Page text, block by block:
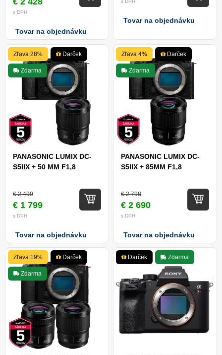
s DPH
Tovar na objednávku
s DPH
Tovar na objednávku
Zľava 28% Darček
Zdarma
PANASONIC LUMIX DC-
S5IIX + 50 MM F1,8
€ 2 499
€ 1 799
s DPH
Tovar na objednávku
Zľava 4% Darček
Zdarma
PANASONIC LUMIX DC-
S5IIX + 85MM F1,8
€ 2 798
€ 2 690
s DPH
Tovar na objednávku
Zľava 19% Darček
Zdarma
Darček Zdarma